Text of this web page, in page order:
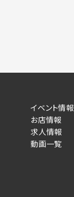
イベント情報
お店情報
求人情報
動画一覧